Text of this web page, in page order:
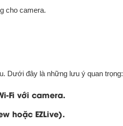
cho camera.
Dưới đây là những lưu ý quan trọng:
Fi với camera.
hoặc EZLive).